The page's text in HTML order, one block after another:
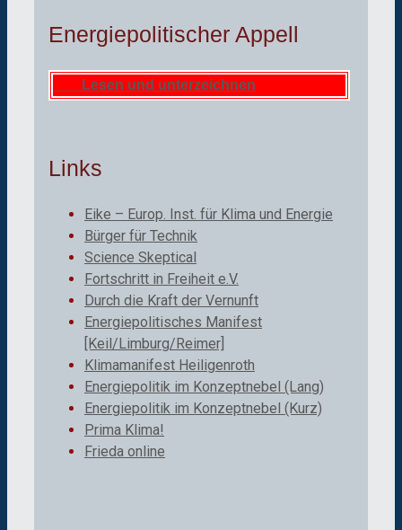
Energiepolitischer Appell
Lesen und unterzeichnen
Links
Eike – Europ. Inst. für Klima und Energie
Bürger für Technik
Science Skeptical
Fortschritt in Freiheit e.V.
Durch die Kraft der Vernunft
Energiepolitisches Manifest
[Keil/Limburg/Reimer]
Klimamanifest Heiligenroth
Energiepolitik im Konzeptnebel (Lang)
Energiepolitik im Konzeptnebel (Kurz)
Prima Klima!
Frieda online